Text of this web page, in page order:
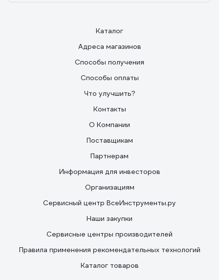
Каталог
Адреса магазинов
Способы получения
Способы оплаты
Что улучшить?
Контакты
О Компании
Поставщикам
Партнерам
Информация для инвесторов
Организациям
Сервисный центр ВсеИнструменты.ру
Наши закупки
Сервисные центры производителей
Правила применения рекомендательных технологий
Каталог товаров